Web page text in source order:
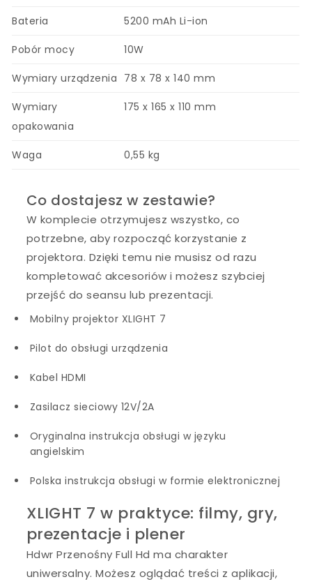
Bateria 5200 mAh Li-ion
Pobór mocy 10W
Wymiary urządzenia 78 x 78 x 140 mm
Wymiary
opakowania
175 x 165 x 110 mm
Waga 0,55 kg
Co dostajesz w zestawie?
W komplecie otrzymujesz wszystko, co
potrzebne, aby rozpocząć korzystanie z
projektora. Dzięki temu nie musisz od razu
kompletować akcesoriów i możesz szybciej
przejść do seansu lub prezentacji.
Mobilny projektor XLIGHT 7
Pilot do obsługi urządzenia
Kabel HDMI
Zasilacz sieciowy 12V/2A
Oryginalna instrukcja obsługi w języku
angielskim
Polska instrukcja obsługi w formie elektronicznej
XLIGHT 7 w praktyce: filmy, gry,
prezentacje i plener
Hdwr Przenośny Full Hd ma charakter
uniwersalny. Możesz oglądać treści z aplikacji,